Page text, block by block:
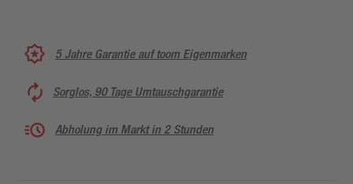
5 Jahre Garantie auf toom Eigenmarken
Sorglos, 90 Tage Umtauschgarantie
Abholung im Markt in 2 Stunden